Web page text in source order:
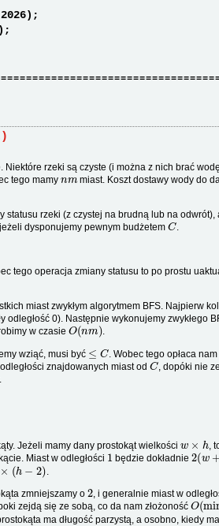
Niektóre rzeki są czyste (i można z nich brać
tego mamy n m miast. Koszt dostawy wody do
rzeki (z czystej na brudną lub na odwrót),
dysponujemy pewnym budżetem C.
tego operacja zmiany statusu to po prostu
miast zwykłym algorytmem BFS. Najpierw
0). Następnie wykonujemy zwykłego
w czasie O(nm) .
wziąć, musi być C
. Wobec tego opłaca
znajdowanych miast od C, dopóki nie
Jeżeli mamy dany prostokąt wielkości
,
Miast w odległości 1 będzie dokładnie2(w+
h−2)
zmniejszamy o2, i generalnie miast w
zejdą się ze sobą, co da nam złożonośćO(
ma długość parzystą, a osobno, kiedy